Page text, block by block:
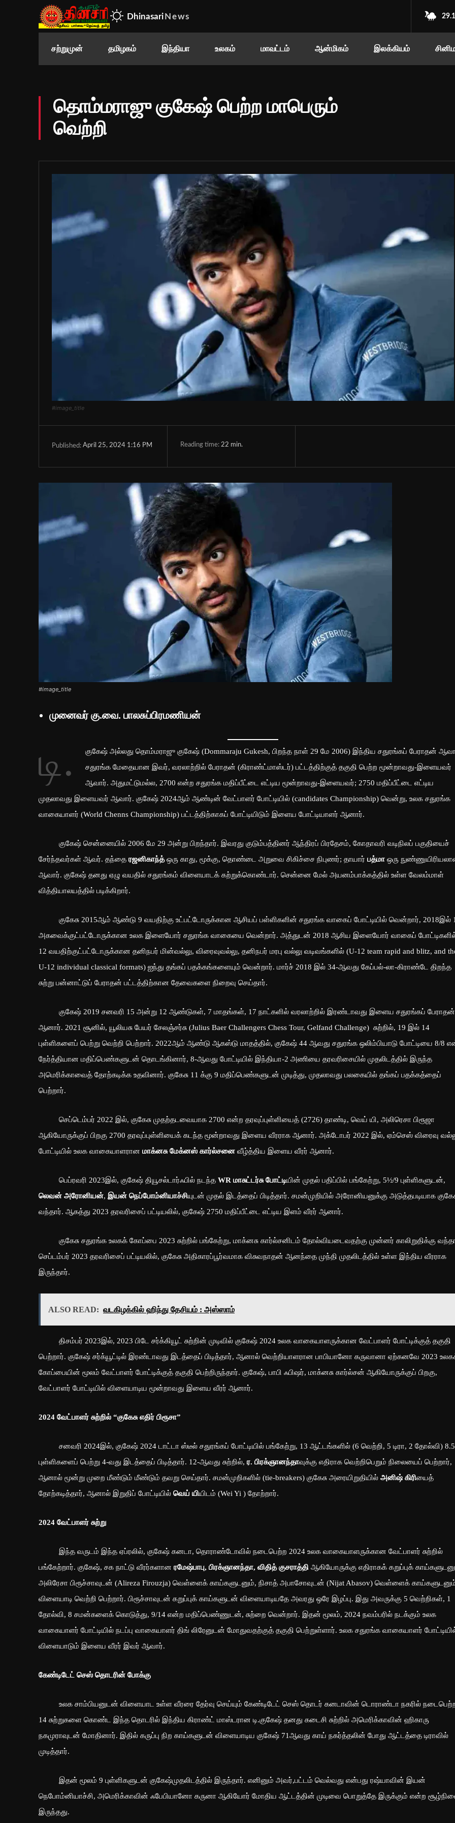
Dhinasari News 29.1
சற்றுமுன் தமிழகம் இந்தியா உலகம் மாவட்டம் ஆன்மிகம் இலக்கியம்
தொம்மராஜு குகேஷ் பெற்ற மாபெரும்
வெற்றி
#image_title
Published: April 25, 2024 1:16 PM Reading time: 22 min.
#image_title
முனைவர் கு.வை. பாலசுப்பிரமணியன்
டி.
குகேஷ் அல்லது தொம்மராஜு குகேஷ் (Dommaraju Gukesh, பிறந்த நாள் 29 மே 2006) இந்திய சதுரங்கப் பேராதன்
சதுரங்க மேதையான இவர், வரலாற்றில் பேராதன் (கிராண்ட்மாஸ்டர்) பட்டத்திற்குத் தகுதி பெற்ற மூன்றாவது-இளையவர்
ஆவார். அதுமட்டுமல்ல, 2700 என்ற சதுரங்க மதிப்பீட்டை எட்டிய மூன்றாவது-இளையவர்; 2750 மதிப்பீட்டை எட்டிய
முதலாவது இளையவர் ஆவார். குகேஷ் 2024ஆம் ஆண்டின் வேட்பாளர் போட்டியில் (candidates Championship) வென்று, உலக சதுரங்க
வாகையாளர் (World Chenns Championship) பட்டத்திற்காகப் போட்டியிடும் இளைய போட்டியாளர் ஆனார்.
குகேஷ் சென்னையில் 2006 மே 29 அன்று பிறந்தார். இவரது குடும்பத்தினர் ஆந்திரப் பிரதேசம், கோதாவரி வடிநிலப் பகுதியைச்
சேர்ந்தவர்கள் ஆவர். தந்தை ரஜனிகாந்த்ஒரு காது, மூக்கு, தொண்டை அறுவை சிகிச்சை நிபுணர்; தாயார் பத்மா ஒரு
ஆவார். குகேஷ் தனது ஏழு வயதில் சதுரங்கம் விளையாடக் கற்றுக்கொண்டார். சென்னை மேல் அயனம்பாக்கத்தில் உள்ள வேலம்மாள்
வித்தியாலயத்தில் படிக்கிறார்.
குகேசு 2015ஆம் ஆண்டு 9 வயதிற்கு உட்பட்டோருக்கான ஆசியப் பள்ளிகளின் சதுரங்க வாகைப் போட்டியில் வென்றார், 2018இல்
அகவைக்குட்பட்டோருக்கான உலக இளையோர் சதுரங்க வாகையை வென்றார். அத்துடன் 2018 ஆசிய இளையோர் வாகைப்
12 வயதிற்குட்பட்டோருக்கான தனிநபர் மின்வல்லு, விரைவுவல்லு, தனிநபர் மரபு வல்லு வடிவங்களில் (U-12 team rapid and blitz, and
U-12 individual classical formats) ஐந்து தங்கப் பதக்கங்களையும் வென்றார். மார்ச் 2018 இல் 34-ஆவது கேப்பல்-லா-கிராண்டே திறந்த
சுற்று பன்னாட்டுப் பேராதன் பட்டத்திற்கான தேவைகளை நிறைவு செய்தார்.
குகேஷ் 2019 சனவரி 15 அன்று 12 ஆண்டுகள், 7 மாதங்கள், 17 நாட்களில் வரலாற்றில் இரண்டாவது இளைய சதுரங்கப் பேராதன்
ஆனார். 2021 சூனில், யூலியசு பேயர் சேலஞ்சர்சு (Julius Baer Challengers Chess Tour, Gelfand Challenge) சுற்றில், 19 இல் 14
புள்ளிகளைப் பெற்று வெற்றி பெற்றார். 2022ஆம் ஆண்டு ஆகஸ்டு மாதத்தில், குகேஷ் 44 ஆவது சதுரங்க ஒலிம்பியாடு போட்டியை 8/8
நேர்த்தியான மதிப்பெண்களுடன் தொடங்கினார், 8-ஆவது போட்டியில் இந்தியா-2 அணியை தரவரிசையில் முதலிடத்தில் இருந்த
அமெரிக்காவைத் தோற்கடிக்க உதவினார். குகேசு 11 க்கு 9 மதிப்பெண்களுடன் முடித்து, முதலாவது பலகையில் தங்கப் பதக்கத்தைப்
பெற்றார்.
செப்டெம்பர் 2022 இல், குகேசு முதற்தடவையாக 2700 என்ற தரவுப்புள்ளியைத் (2726) தாண்டி, வெய் யி, அலிரெசா பிரூஜா
ஆகியோருக்குப் பிறகு 2700 தரவுப்புள்ளியைக் கடந்த மூன்றாவது இளைய வீரராக ஆனார். அக்டோபர் 2022 இல், ஏம்செஸ் விரைவு
போட்டியில் உலக வாகையாளரான மாக்னசு மேக்னஸ் கார்ல்சனை வீழ்த்திய இளைய வீரர் ஆனார்.
பெப்ரவரி 2023இல், குகேஷ் தியூசல்டார்ஃபில் நடந்த WR மாசுட்டர்சு போட்டியின் முதல் பதிப்பில் பங்கேற்று, 5½/9 புள்ளிகளுடன்,
லெவன் அரோனியன், இயன் நெப்போம்னியாச்சியுடன் முதல் இடத்தைப் பிடித்தார். சமன்முறியில் அரோனியனுக்கு அடுத்தபடியாக
வந்தார். ஆகத்து 2023 தரவரிசைப் பட்டியலில், குகேஷ் 2750 மதிப்பீட்டை எட்டிய இளம் வீரர் ஆனார்.
குகேசு சதுரங்க உலகக் கோப்பை 2023 சுற்றில் பங்கேற்று, மாக்னசு கார்ல்சனிடம் தோல்வியடைவதற்கு முன்னர் காலிறுதிக்கு
செப்டம்பர் 2023 தரவரிசைப் பட்டியலில், குகேசு அதிகாரப்பூர்வமாக விசுவநாதன் ஆனந்தை முந்தி முதலிடத்தில் உள்ள இந்திய வீரராக
இருந்தார்.
ALSO READ: வடகிழக்கில் ஹிந்து தேசியம் : அஸ்ஸாம்
திசம்பர் 2023இல், 2023 பிடே சர்க்கியூட் சுற்றின் முடிவில் குகேஷ் 2024 உலக வாகையாளருக்கான வேட்பாளர் போட்டிக்குத் தகுதி
பெற்றார். குகேஷ் சர்க்யூட்டில் இரண்டாவது இடத்தைப் பிடித்தார், ஆனால் வெற்றியாளரான பாபியானோ கருவானா ஏற்கனவே 2023
கோப்பையின் மூலம் வேட்பாளர் போட்டிக்குத் தகுதி பெற்றிருந்தார். குகேஷ், பாபி ஃபிஷர், மாக்னசு கார்ல்சன் ஆகியோருக்குப் பிறகு,
வேட்பாளர் போட்டியில் விளையாடிய மூன்றாவது இளைய வீரர் ஆனார்.
2024 வேட்பாளர் சுற்றில் “குகேசு எதிர் பிரூசா”
சனவரி 2024இல், குகேஷ் 2024 டாட்டா ஸ்டீல் சதுரங்கப் போட்டியில் பங்கேற்று, 13 ஆட்டங்களில் (6 வெற்றி, 5 டிரா, 2 தோல்வி) 8.5
புள்ளிகளைப் பெற்று 4-வது இடத்தைப் பிடித்தார். 12-ஆவது சுற்றில், ர. பிரக்ஞானந்தாவுக்கு எதிராக வெற்றிபெறும் நிலையைப் பெற்றார்,
ஆனால் மூன்று முறை மீண்டும் மீண்டும் தவறு செய்தார். சமன்முறிகளில் (tie-breakers) குகேசு அரையிறுதியில் அனிஷ் கிரியைத்
தோற்கடித்தார், ஆனால் இறுதிப் போட்டியில் வெய் யியிடம் (Wei Yi ) தோற்றார்.
2024 வேட்பாளர் சுற்று
இந்த வருடம் இந்த ஏப்ரலில், குகேஷ் கனடா, தொராண்டோவில் நடைபெற்ற 2024 உலக வாகையாளருக்கான வேட்பாளர் சுற்றில்
பங்கேற்றார். குகேஷ், சக நாட்டு வீரர்களான ரமேஷ்பாபு, பிரக்ஞானந்தா, விதித் குசராத்தி ஆகியோருக்கு எதிராகக் கறுப்புக்
அலிரேசா பிரூச்சாவுடன் (Alireza Firouzja) வெள்ளைக் காய்களுடனும், நிசாத் அபாசோவுடன் (Nijat Abasov) வெள்ளைக்
விளையாடி வெற்றி பெற்றார். பிரூச்சாவுடன் கறுப்புக் காய்களுடன் விளையாடியதே அவரது ஒரே இழப்பு. இது அவருக்கு 5 வெற்றிகள், 1
தோல்வி, 8 சமன்களைக் கொடுத்து, 9/14 என்ற மதிப்பெண்ணுடன், சுற்றை வென்றார். இதன் மூலம், 2024 நவம்பரில் நடக்கும் உலக
வாகையாளர் போட்டியில் நடப்பு வாகையாளர் திங் லிரேனுடன் மோதுவதற்குத் தகுதி பெற்றுள்ளார். உலக சதுரங்க வாகையாளர்
விளையாடும் இளைய வீரர் இவர் ஆவார்.
கேண்டிடேட் செஸ் தொடரின் போக்கு
உலக சாம்பியனுடன் விளையாட உள்ள வீரரை தேர்வு செய்யும் கேண்டிடேட் செஸ் தொடர் கனடாவின் டொராண்டா நகரில்
14 சுற்றுகளை கொண்ட இந்த தொடரில் இந்திய கிராண்ட் மாஸ்டரான டி.குகேஷ் தனது கடைசி சுற்றில் அமெரிக்காவின் ஹிகாரு
நகமுராவுடன் மோதினார். இதில் கருப்பு நிற காய்களுடன் விளையாடிய குகேஷ் 71ஆவது காய் நகர்த்தலின் போது ஆட்டத்தை டிராவில்
முடித்தார்.
இதன் மூலம் 9 புள்ளிகளுடன் குகேஷ்முதலிடத்தில் இருந்தார். எனினும் அவர்,பட்டம் வெல்வது என்பது ரஷ்யாவின் இயன்
நெபோம்னியாச்சி, அமெரிக்காவின் ஃபேபியானோ கருனா ஆகியோர் மோதிய ஆட்டத்தின் முடிவை பொறுத்தே இருக்கும் என்ற
இருந்தது.